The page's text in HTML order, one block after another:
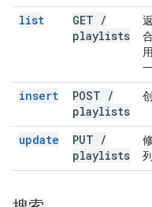
list GET /
playlists
insert POST /
playlists
update PUT /
playlists